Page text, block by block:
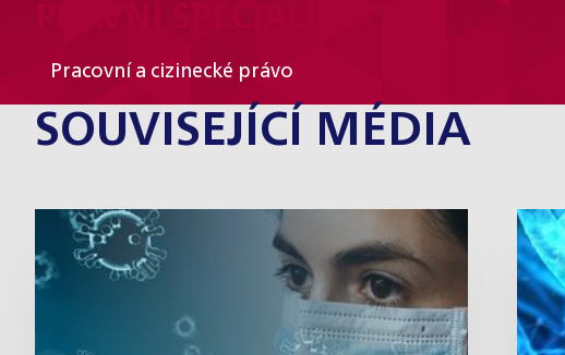
Pracovní a cizinecké právo
SOUVISEJÍCÍ MÉDIA